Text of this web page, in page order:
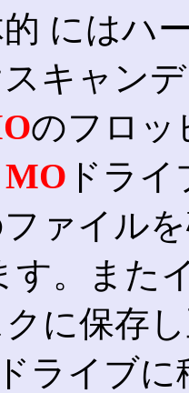
にはハ
キャン
のフロッ
MO ドラ
ァイル
す。また
に保存
ドライブ